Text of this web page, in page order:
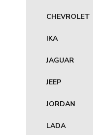
CHEVROLET
IKA
JAGUAR
JEEP
JORDAN
LADA